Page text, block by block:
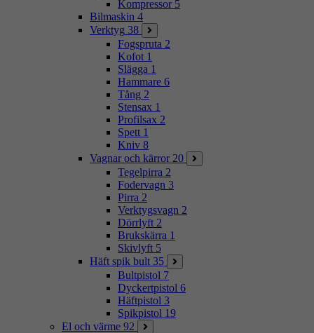
Kompressor 5
Bilmaskin 4
Verktyg 38
Fogspruta 2
Kofot 1
Slägga 1
Hammare 6
Tång 2
Stensax 1
Profilsax 2
Spett 1
Kniv 8
Vagnar och kärror 20
Tegelpirra 2
Fodervagn 3
Pirra 2
Verktygsvagn 2
Dörrlyft 2
Brukskärra 1
Skivlyft 5
Häft spik bult 35
Bultpistol 7
Dyckertpistol 6
Häftpistol 3
Spikpistol 19
El och värme 92